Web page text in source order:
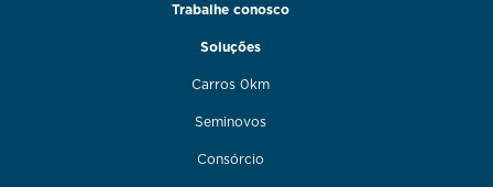
Trabalhe conosco
Soluções
Carros 0km
Seminovos
Consórcio